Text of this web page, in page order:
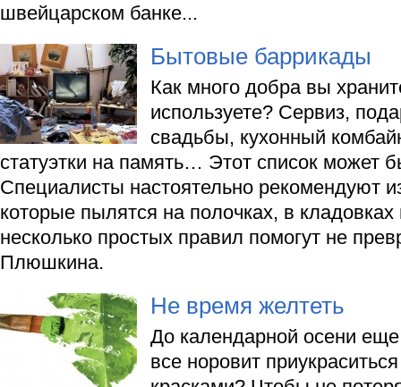
швейцарском банке...
Бытовые баррикады
Как много добра вы
используете? Сервиз,
свадьбы, кухонный
статуэтки на память… Этот список может
Специалисты настоятельно рекомендуют
которые пылятся на полочках, в
несколько простых правил помогут не
Плюшкина.
Не время желтеть
До календарной осени
все норовит